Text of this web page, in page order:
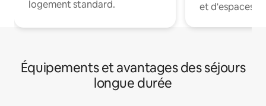
logement standard.
et d'espaces
Équipements et avantages des séjours
longue durée